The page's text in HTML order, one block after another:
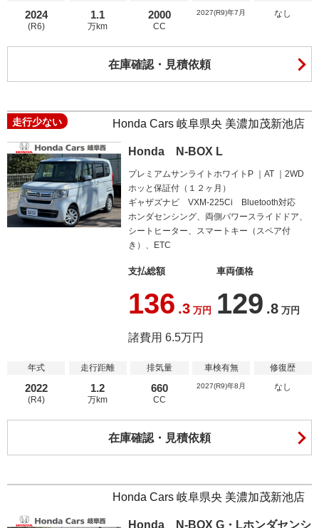
2024
(R6)
1.1
万km
2000
CC
2027(R9)年7月
なし
在庫確認・見積依頼
走行少ない Honda Cars 岐阜県央 美濃加茂新池店
Honda N-BOX L
プレミアムサンライトホワイトP AT
2WD
ホッと保証付（１２ヶ月）
ギャザズナビ VXM-225Ci Bluetooth対応
ホンダセンシング、両側パワースライドドア、
シートヒーター、スマートキー（スペア付
き）、ETC
支払総額
136 .3 万円
車両価格
129 .8 万円
諸費用 6.5万円
年式
2022
(R4)
走行距離
1.2
万km
排気量
660
CC
車検有無
2027(R9)年8月
修復歴
なし
在庫確認・見積依頼
Honda Cars 岐阜県央 美濃加茂新池店
Honda N-BOX G・Lホンダセンシ